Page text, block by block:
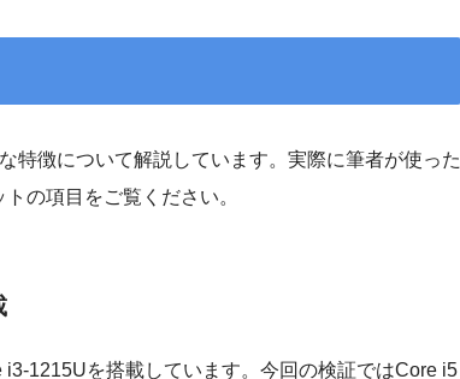
特徴について解説しています。実際に筆者が使った
の項目をご覧ください。
1215Uを搭載しています。今回の検証ではCore i5